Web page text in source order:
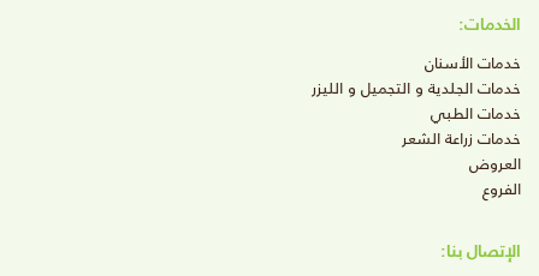
الخدمات:
خدمات الأسنان
خدمات الجلدية و التجميل و الليزر
خدمات الطبي
خدمات زراعة الشعر
العروض
الفروع
الإتصال بنا: